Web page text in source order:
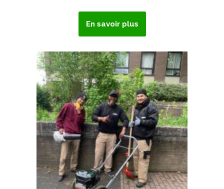
En savoir plus